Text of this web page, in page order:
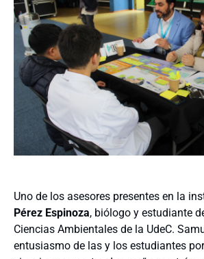
Uno de los asesores presentes en la
Pérez Espinoza, biólogo y estudiante
Ciencias Ambientales de la UdeC.
entusiasmo de las y los estudiantes